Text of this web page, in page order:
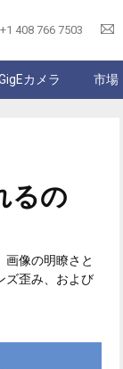
+1 408 766 7503
カメラ 市場
るの
像の明瞭さと
ズ歪み、および